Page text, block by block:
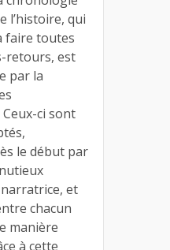
l’histoire, qui
faire toutes
retours, est
par la
ci sont
le début par
narratrice, et
chacun
manière
à cette